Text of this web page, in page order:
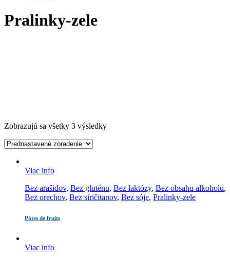
Pralinky-zele
Zobrazujú sa všetky 3 výsledky
Viac info
Bez arašidov, Bez gluténu, Bez laktózy, Bez obsahu alkoholu,
Bez orechov, Bez siričitanov, Bez sóje, Pralinky-zele
Pâtes de fruits
Viac info